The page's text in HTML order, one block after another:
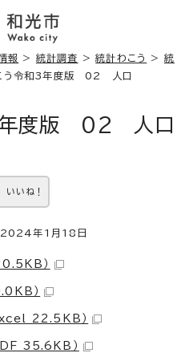
報 > 統計調査 >統計わこう > 統
う令和3年度版 02 人口
年度版 02 人口
いいね！
年1月18日
）
）
22.5KB）
35.6KB）